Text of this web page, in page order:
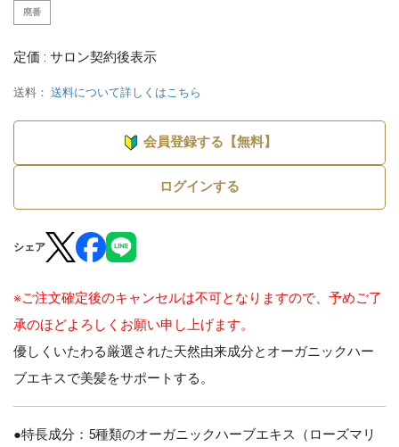
廃番
定価 : サロン契約後表示
送料： 送料について詳しくはこちら
会員登録する【無料】
ログインする
シェア
※ご注文確定後のキャンセルは不可となりますので、予めご了
承のほどよろしくお願い申し上げます。
優しくいたわる厳選された天然由来成分とオーガニックハー
ブエキスで美髪をサポートする。
●特長成分：5種類のオーガニックハーブエキス（ローズマリ